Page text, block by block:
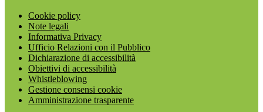
Cookie policy
Note legali
Informativa Privacy
Ufficio Relazioni con il Pubblico
Dichiarazione di accessibilità
Obiettivi di accessibilità
Whistleblowing
Gestione consensi cookie
Amministrazione trasparente